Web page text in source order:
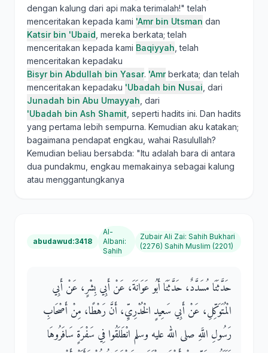
dengan kalung dari api maka terimalah!" telah
menceritakan kepada kami 'Amr bin Utsman dan
Katsir bin 'Ubaid , mereka berkata; telah
menceritakan kepada kami Baqiyyah , telah
menceritakan kepadaku
Bisyr bin Abdullah bin Yasar. 'Amrberkata; dan telah
menceritakan kepadaku 'Ubadah bin Nusai , dari
Junadah bin Abu Umayyah , dari
'Ubadah bin Ash Shamit , seperti hadits ini. Dan hadits
yang pertama lebih sempurna. Kemudian aku katakan;
bagaimana pendapat engkau, wahai Rasulullah?
Kemudian beliau bersabda: "Itu adalah bara di antara
dua pundakmu, engkau memakainya sebagai kalung
atau menggantungkanya
abudawud:3418
Al-
Albani:
Sahih
Zubair Ali Zai:Sahih Bukhari
(2276) Sahih Muslim (2201)
حَدَّثَنَا مُسَدَّدٌ، حَدَّثَنَا أَبُو عَوَانَةَ، عَنْ أَبِي بِشْرٍ، عَنْ أَبِي
الْمُتَوَكِّلِ، عَنْ أَبِي سَعِيدٍ الْخُدْرِيِّ، أَنَّ رَهْطًا، مِنْ أَصْحَابِ
رَسُولِ اللَّهِ صلى الله عليه وسلم انْطَلَقُوا فِي سَفْرَةٍ سَافَرُوهَا